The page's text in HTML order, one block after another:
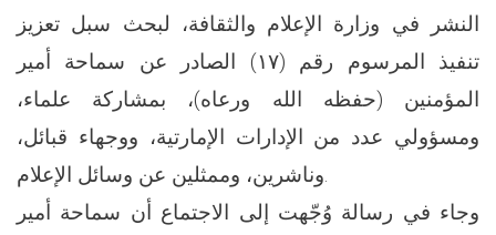
النشر في وزارة الإعلام والثقافة، لبحث سبل تعزيز
تنفيذ المرسوم رقم (١٧) الصادر عن سماحة أمير
المؤمنين (حفظه الله ورعاه)، بمشاركة علماء،
ومسؤولي عدد من الإدارات الإمارتية، ووجهاء قبائل،
وناشرين، وممثلين عن وسائل الإعلام.
وجاء في رسالة وُجّهت إلى الاجتماع أن سماحة أمير